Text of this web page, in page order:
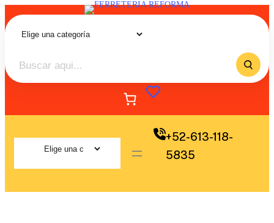
+52-613-118-
5835